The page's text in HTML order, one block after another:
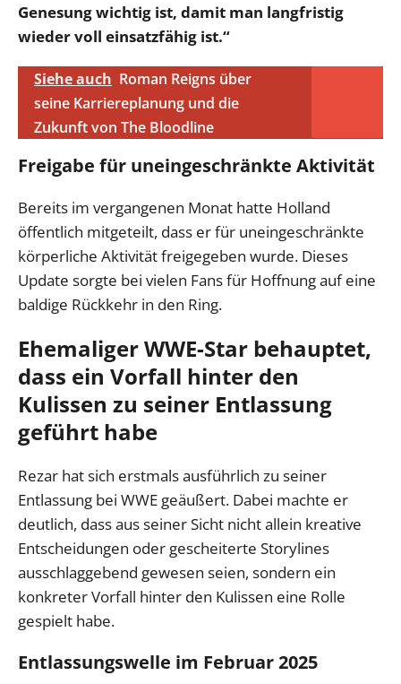
Genesung wichtig ist, damit man langfristig
wieder voll einsatzfähig ist.“
Siehe auch Roman Reigns über
seine Karriereplanung und die
Zukunft von The Bloodline
Freigabe für uneingeschränkte Aktivität
Bereits im vergangenen Monat hatte Holland
öffentlich mitgeteilt, dass er für uneingeschränkte
körperliche Aktivität freigegeben wurde. Dieses
Update sorgte bei vielen Fans für Hoffnung auf eine
baldige Rückkehr in den Ring.
Ehemaliger WWE-Star behauptet,
dass ein Vorfall hinter den
Kulissen zu seiner Entlassung
geführt habe
Rezar hat sich erstmals ausführlich zu seiner
Entlassung bei WWE geäußert. Dabei machte er
deutlich, dass aus seiner Sicht nicht allein kreative
Entscheidungen oder gescheiterte Storylines
ausschlaggebend gewesen seien, sondern ein
konkreter Vorfall hinter den Kulissen eine Rolle
gespielt habe.
Entlassungswelle im Februar 2025